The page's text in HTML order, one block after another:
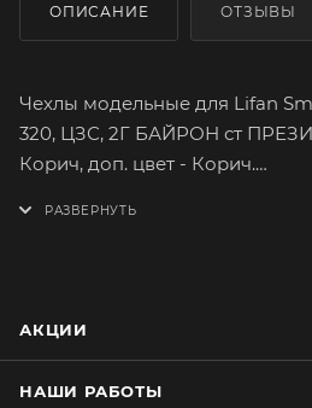
ОПИСАНИЕ ОТЗЫВЫ
Чехлы модельные для Lifan
320, ЦЗС, 2Г БАЙРОН ст
Корич, доп. цвет - Корич.
Количество мест:5
АКЦИИ
НАШИ РАБОТЫ